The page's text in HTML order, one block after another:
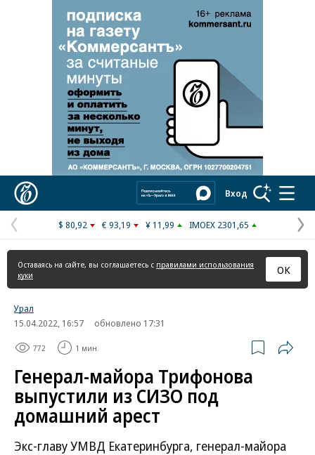
Реклама в «Ъ» www.kommersant.ru/ad
Вход
Предыдущая
страница
$ 80,92 € 93,19 ¥ 11,99 IMOEX 2301,65
Оставаясь на сайте, вы соглашаетесь с правилами использования
куки
ОК
Урал
15.04.2022, 16:57
обновлено 17:31
772 1 мин.
Генерал-майора Трифонова
выпустили из СИЗО под
домашний арест
Экс-главу УМВД Екатеринбурга, генерал-майора